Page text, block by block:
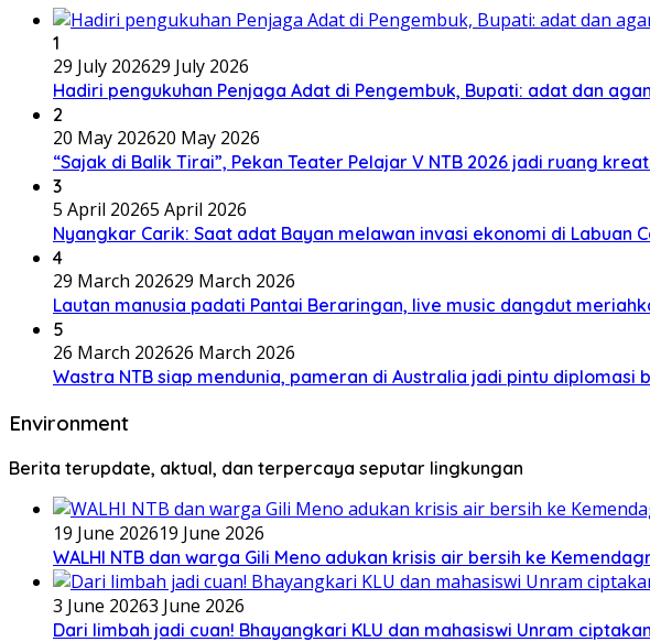
1
29 July 202629 July 2026
Hadiri pengukuhan Penjaga Adat di Pengembuk, Bupati: adat dan
2
20 May 202620 May 2026
“Sajak di Balik Tirai”, Pekan Teater Pelajar V NTB 2026 jadi ruang
3
5 April 20265 April 2026
Nyangkar Carik: Saat adat Bayan melawan invasi ekonomi di Labuan
4
29 March 202629 March 2026
Lautan manusia padati Pantai Beraringan, live music dangdut
5
26 March 202626 March 2026
Wastra NTB siap mendunia, pameran di Australia jadi pintu diplomasi
Environment
Berita terupdate, aktual, dan terpercaya seputar lingkungan
19 June 202619 June 2026
WALHI NTB dan warga Gili Meno adukan krisis air bersih ke
3 June 20263 June 2026
Dari limbah jadi cuan! Bhayangkari KLU dan mahasiswi Unram